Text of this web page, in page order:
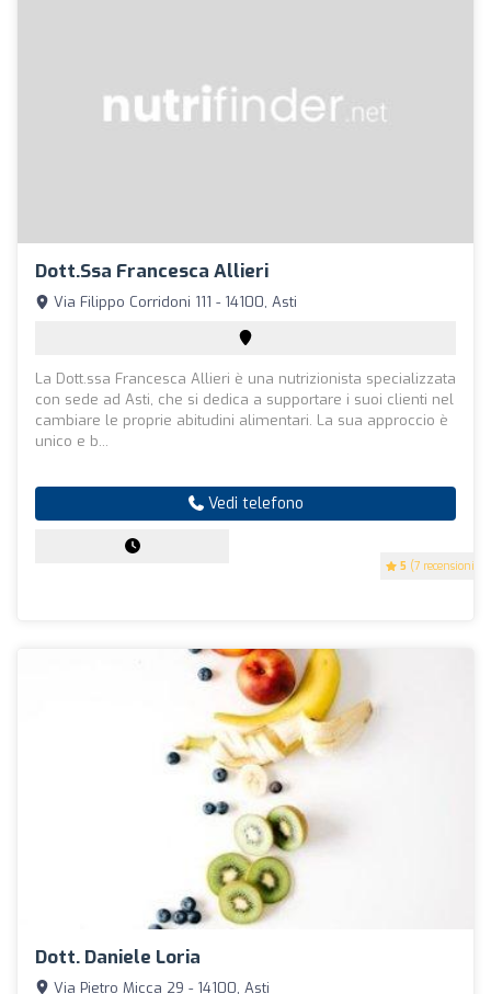
Dott.ssa Francesca Allieri
5 (7 recensioni)
Via Filippo Corridoni 111 - 14100, Asti
La Dott.ssa Francesca Allieri è una nutrizionista specializzata
con sede ad Asti, che si dedica a supportare i suoi clienti nel
cambiare le proprie abitudini alimentari. La sua approccio è
unico e b...
Vedi telefono
Dott. Daniele Loria
Via Pietro Micca 29 - 14100, Asti